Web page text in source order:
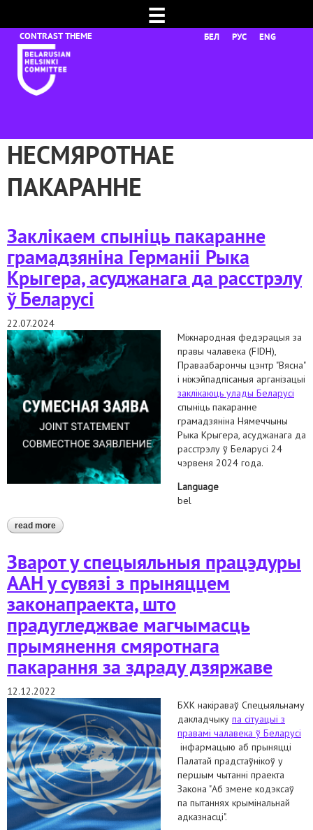
☰
БЕЛ РУС ENG
НЕСМЯРОТНАЕ
ПАКАРАННЕ
Заклікаем спыніць пакаранне
грамадзяніна Германіі Рыка
Крыгера, асуджанага да расстрэлу
ў Беларусі
22.07.2024
Міжнародная федэрацыя за
правы чалавека (FIDH),
Праваабарончы цэнтр "Вясна"
і ніжэйпадпісаныя арганізацыі
заклікаюць улады Беларусі
спыніць пакаранне
грамадзяніна Нямеччыны
Рыка Крыгера, асуджанага да
расстрэлу ў Беларусі 24
чэрвеня 2024 года.
Language
bel
read more about заклікаем спыніць пакаранне грамадзяніна германіі
рыка крыгера, асуджанага да расстрэлу ў беларусі
Зварот у спецыяльныя працэдуры
ААН у сувязі з прыняццем
законапраекта, што
прадугледжвае магчымасць
прымянення смяротнага
пакарання за здраду дзяржаве
12.12.2022
БХК накіраваў Спецыяльнаму
дакладчыку па сітуацыі з
правамі чалавека ў Беларусі
інфармацыю аб прыняцці
Палатай прадстаўнікоў у
першым чытанні праекта
Закона "Аб змене кодэксаў
па пытаннях крымінальнай
адказнасці".